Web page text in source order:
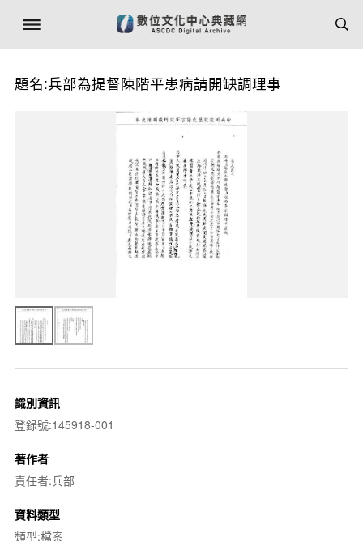
題名:兵部為提督陳階平患病請開缺調理事
識別資訊
登錄號:145918-001
著作者
責任者:兵部
資料類型
類型:檔案